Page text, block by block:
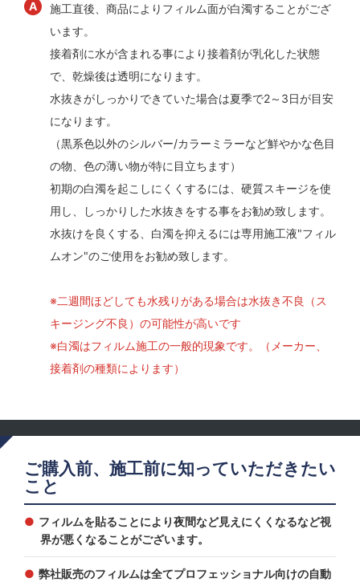
施工直後、商品によりフィルム面が白濁することがござ
います。
接着剤に水が含まれる事により接着剤が乳化した状態
で、乾燥後は透明になります。
水抜きがしっかりできていた場合は夏季で2～3日が目安
になります。
（黒系色以外のシルバー/カラーミラーなど鮮やかな色目
の物、色の薄い物が特に目立ちます）
初期の白濁を起こしにくくするには、硬質スキージを使
用し、しっかりした水抜きをする事をお勧め致します。
水抜けを良くする、白濁を抑えるには専用施工液"フィル
ムオン"のご使用をお勧め致します。
※二週間ほどしても水残りがある場合は水抜き不良（ス
キージング不良）の可能性が高いです
※白濁はフィルム施工の一般的現象です。（メーカー、
接着剤の種類によります）
ご購入前、施工前に知っていただきたい
こと
フィルムを貼ることにより夜間など見えにくくなるなど視
界が悪くなることがございます。
弊社販売のフィルムは全てプロフェッショナル向けの自動